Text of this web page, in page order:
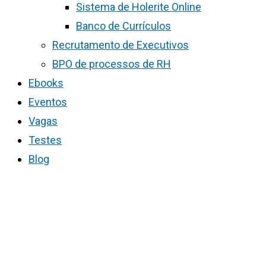
Sistema de Holerite Online
Banco de Currículos
Recrutamento de Executivos
BPO de processos de RH
Ebooks
Eventos
Vagas
Testes
Blog